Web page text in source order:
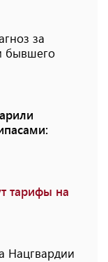
за
бывшего
тарифы на
Нацгвардии